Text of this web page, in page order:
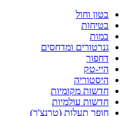
בטון וחול
בטיחות
במות
גנרטורים ומדחסים
דחפור
היי-טק
היסטוריה
חדשות מקומיות
חדשות עולמיות
חופר תעלות (טרנצ'ר)